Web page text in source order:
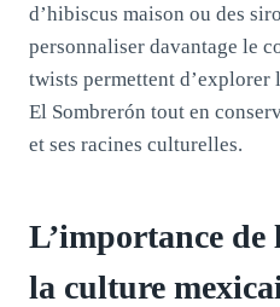
d’hibiscus maison ou des
personnaliser davantage le
twists permettent
El Sombrerón tout en
et ses racines culturelles.
L’importance de
la culture